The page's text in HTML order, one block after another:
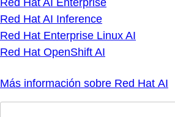
Red Hat AI Enterprise
Red Hat AI Inference
Red Hat Enterprise Linux AI
Red Hat OpenShift AI
Más información sobre Red Hat AI